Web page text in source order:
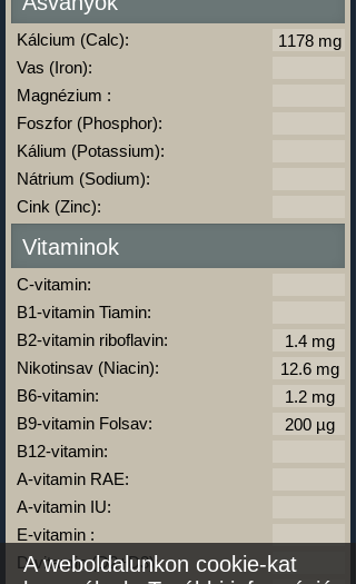
Kálcium (Calc):
Vas (Iron):
Magnézium :
Foszfor (Phosphor):
Kálium (Potassium):
Nátrium (Sodium):
Cink (Zinc):
Vitaminok
C-vitamin:
B1-vitamin Tiamin:
B2-vitamin riboflavin:
Nikotinsav (Niacin):
B6-vitamin:
B9-vitamin Folsav:
B12-vitamin:
A-vitamin RAE:
A-vitamin IU:
E-vitamin :
D-vitamin (D2+D3):
A weboldalunkon cookie-kat